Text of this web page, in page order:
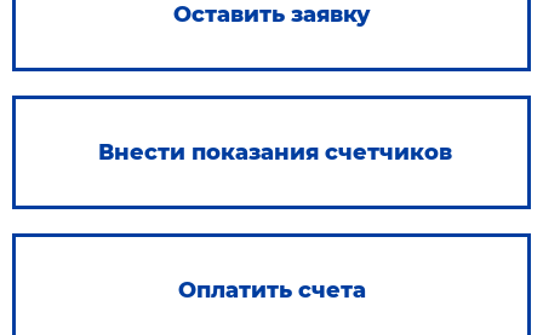
Оставить заявку
Внести показания счетчиков
Оплатить счета